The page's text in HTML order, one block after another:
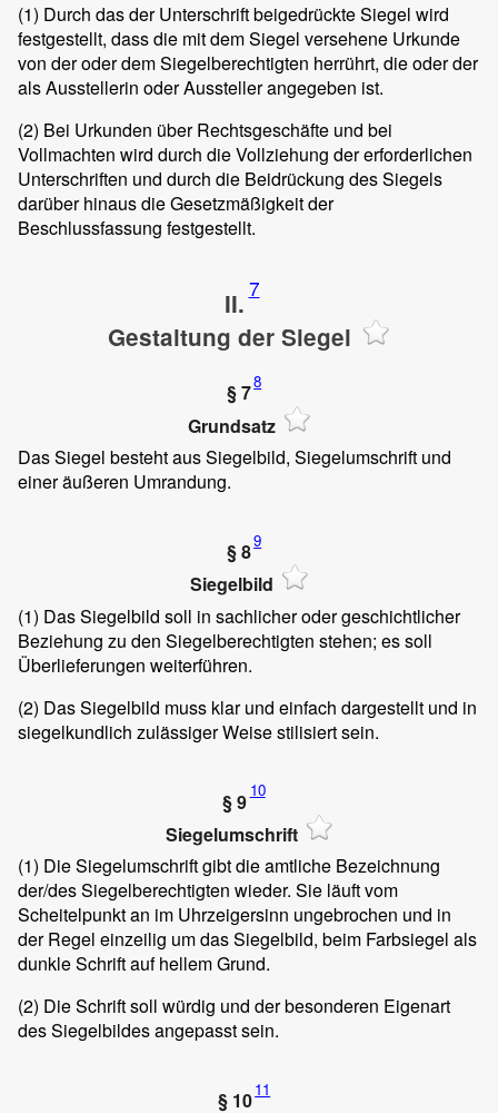
(1) Durch das der Unterschrift beigedrückte Siegel wird
festgestellt, dass die mit dem Siegel versehene Urkunde
von der oder dem Siegelberechtigten herrührt, die oder der
als Ausstellerin oder Aussteller angegeben ist.
(2) Bei Urkunden über Rechtsgeschäfte und bei
Vollmachten wird durch die Vollziehung der erforderlichen
Unterschriften und durch die Beidrückung des Siegels
darüber hinaus die Gesetzmäßigkeit der
Beschlussfassung festgestellt.
II. 7
Gestaltung der Siegel
§ 78
Grundsatz
Das Siegel besteht aus Siegelbild, Siegelumschrift und
einer äußeren Umrandung.
§ 89
Siegelbild
(1) Das Siegelbild soll in sachlicher oder geschichtlicher
Beziehung zu den Siegelberechtigten stehen; es soll
Überlieferungen weiterführen.
(2) Das Siegelbild muss klar und einfach dargestellt und in
siegelkundlich zulässiger Weise stilisiert sein.
§ 9 10
Siegelumschrift
(1) Die Siegelumschrift gibt die amtliche Bezeichnung
der/des Siegelberechtigten wieder. Sie läuft vom
Scheitelpunkt an im Uhrzeigersinn ungebrochen und in
der Regel einzeilig um das Siegelbild, beim Farbsiegel als
dunkle Schrift auf hellem Grund.
(2) Die Schrift soll würdig und der besonderen Eigenart
des Siegelbildes angepasst sein.
§ 1011